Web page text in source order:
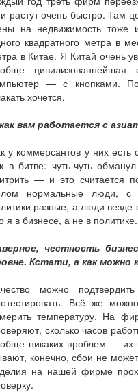
растут очень быстро. Там
на недвижимость тоже
квадратного метра в
в Китае. Я Китай очень
— с кнопками.
хочется.
вам работается с
у коммерсантов у них есть
в битве: чуть-чуть
— и это считается
нормальные люди, с
разные, а люди везде
я в бизнесе, а не в
честность
Кстати, а как
можно
Всё же
температуру. На
сколько часов
никаких проблем — их
конечно, сбои не
на нашей фирме